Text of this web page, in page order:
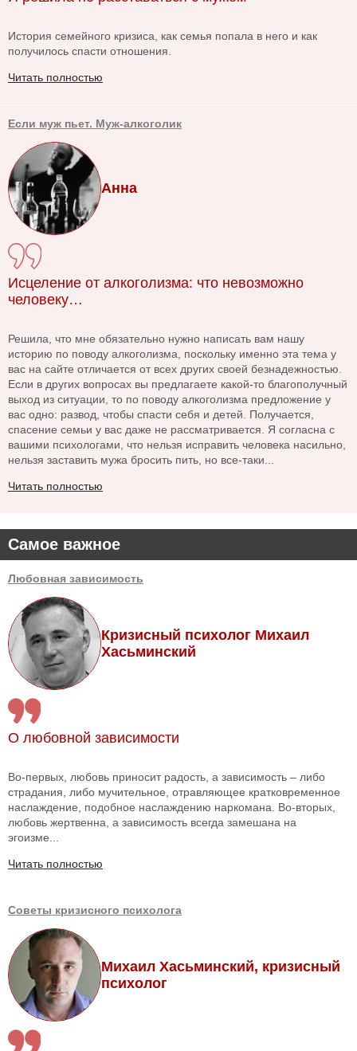
Самое важное
Любовная зависимость
Кризисный психолог Михаил
Хасьминский
О любовной зависимости
Во-первых, любовь приносит радость, а зависимость – либо
страдания, либо мучительное, отравляющее кратковременное
наслаждение, подобное наслаждению наркомана. Во-вторых,
любовь жертвенна, а зависимость всегда замешана на
эгоизме...
Читать полностью
Советы кризисного психолога
Михаил Хасьминский, кризисный
психолог
История семейного кризиса, как семья попала в него и как
получилось спасти отношения.
Читать полностью
Если муж пьет. Муж-алкоголик
Анна
Исцеление от алкоголизма: что невозможно
человеку…
Решила, что мне обязательно нужно написать вам нашу
историю по поводу алкоголизма, поскольку именно эта тема у
вас на сайте отличается от всех других своей безнадежностью.
Если в других вопросах вы предлагаете какой-то благополучный
выход из ситуации, то по поводу алкоголизма предложение у
вас одно: развод, чтобы спасти себя и детей. Получается,
спасение семьи у вас даже не рассматривается. Я согласна с
вашими психологами, что нельзя исправить человека насильно,
нельзя заставить мужа бросить пить, но все-таки...
Читать полностью